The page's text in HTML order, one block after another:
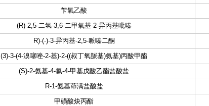
苄氧乙酸
(R)-2,5-二氢-3,6-二甲氧基-2-异丙基吡嗪
R)-(-)-3-异丙基-2,5-哌嗪二酮
(3)-3-(4-溴噻唑-2-基)-2-((叔丁氧羰基)氨基)丙酸甲酯
(S)-2-氨基-4-氟-4-甲基戊酸乙酯盐酸盐
R-1-氨基茚满盐酸盐
甲磺酸炔丙酯